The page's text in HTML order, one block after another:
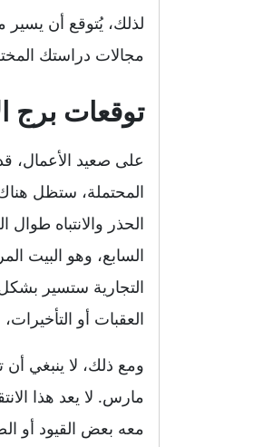
مجالات دراستك
توقعات برج
المحتملة، ستظل
الحذر والانتباه
السابع، وهو البيت
التجارية ستسير
العقبات أو
ومع ذلك، لا ينبغي
مارس. لا يعد هذا
معه بعض القيود أو